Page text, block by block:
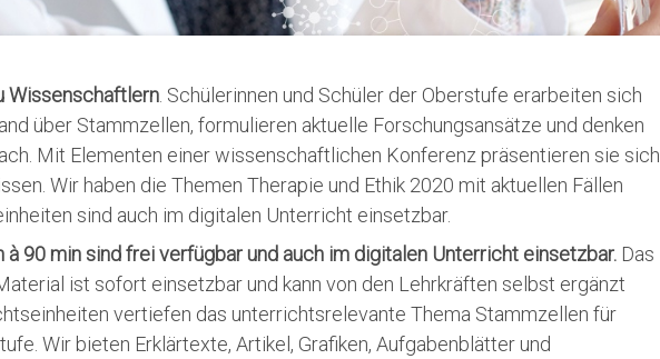
Wissenschaftlern. Schülerinnen und Schüler der Oberstufe erarbeiten sich
über Stammzellen, formulieren aktuelle Forschungsansätze und denken
Mit Elementen einer wissenschaftlichen Konferenz präsentieren sie sich
Wir haben die Themen Therapie und Ethik 2020 mit aktuellen Fällen
sind auch im digitalen Unterricht einsetzbar.
90 min sind frei verfügbar und auch im digitalen Unterricht einsetzbar.Das
ist sofort einsetzbar und kann von den Lehrkräften selbst ergänzt
vertiefen das unterrichtsrelevante Thema Stammzellen für
Wir bieten Erklärtexte, Artikel, Grafiken, Aufgabenblätter und